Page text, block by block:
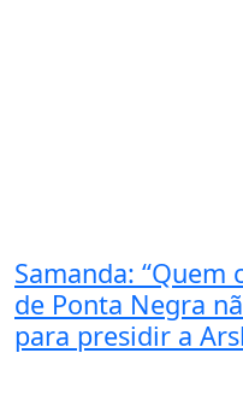
Samanda:
de Ponta Negra
para presidir a